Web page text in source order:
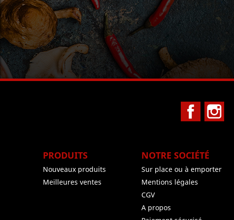
Facebook
PRODUITS
Nouveaux produits
Meilleures ventes
NOTRE SOCIÉTÉ
Sur place ou à emporter
Mentions légales
CGV
A propos